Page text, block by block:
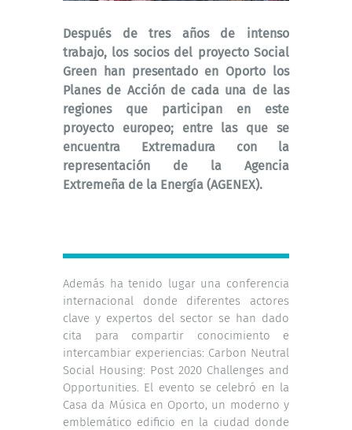
Después de tres años de intenso
trabajo, los socios del proyecto Social
Green han presentado en Oporto los
Planes de Acción de cada una de las
regiones que participan en este
proyecto europeo; entre las que se
encuentra Extremadura con la
representación de la Agencia
Extremeña de la Energía (AGENEX).
Además ha tenido lugar una conferencia
internacional donde diferentes actores
clave y expertos del sector se han dado
cita para compartir conocimiento e
intercambiar experiencias: Carbon Neutral
Social Housing: Post 2020 Challenges and
Opportunities. El evento se celebró en la
Casa da Música en Oporto, un moderno y
emblemático edificio en la ciudad donde